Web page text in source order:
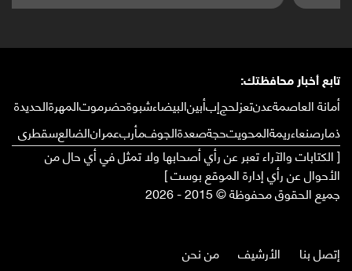
تابع أخبار محافظتك:
أمانة العاصمةعدنتعزلحجإبأبينالبيضاءشبوةحضرموتالمهرةالحديدة
ذمارصنعاءريمةالمحويتحجةصعدةالجوفمأربعمرانالضالعسقطرى
[ الكتابات والآراء تعبر عن رأي أصحابها ولا تمثل في أي حال من
الأحوال عن رأي إدارة الموقع بوست ]
جميع الحقوق محفوظة © 2015 - 2026
إتصل بنا الأرشيف من نحن